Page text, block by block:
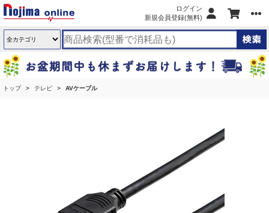
ログイン
新規会員登録(無料)
トップ テレビ AVケーブル